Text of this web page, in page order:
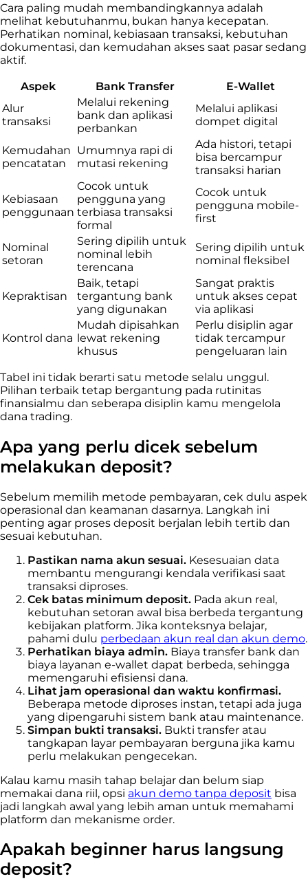
Cara paling mudah membandingkannya adalah
melihat kebutuhanmu, bukan hanya kecepatan.
Perhatikan nominal, kebiasaan transaksi, kebutuhan
dokumentasi, dan kemudahan akses saat pasar sedang
aktif.
Aspek
Bank Transfer
E-Wallet
Alur
transaksi
Melalui rekening
bank dan aplikasi
perbankan
Melalui aplikasi
dompet digital
Kemudahan
pencatatan
Umumnya rapi di
mutasi rekening
Ada histori, tetapi
bisa bercampur
transaksi harian
Kebiasaan
penggunaan
Cocok untuk
pengguna yang
terbiasa transaksi
formal
Cocok untuk
pengguna mobile-
first
Nominal
setoran
Sering dipilih untuk
nominal lebih
terencana
Sering dipilih untuk
nominal fleksibel
Kepraktisan
Baik, tetapi
tergantung bank
yang digunakan
Sangat praktis
untuk akses cepat
via aplikasi
Kontrol dana
Mudah dipisahkan
lewat rekening
khusus
Perlu disiplin agar
tidak tercampur
pengeluaran lain
Tabel ini tidak berarti satu metode selalu unggul.
Pilihan terbaik tetap bergantung pada rutinitas
finansialmu dan seberapa disiplin kamu mengelola
dana trading.
Apa yang perlu dicek sebelum
melakukan deposit?
Sebelum memilih metode pembayaran, cek dulu aspek
operasional dan keamanan dasarnya. Langkah ini
penting agar proses deposit berjalan lebih tertib dan
sesuai kebutuhan.
Pastikan nama akun sesuai. Kesesuaian data
membantu mengurangi kendala verifikasi saat
transaksi diproses.
Cek batas minimum deposit. Pada akun real,
kebutuhan setoran awal bisa berbeda tergantung
kebijakan platform. Jika konteksnya belajar,
pahami dulu perbedaan akun real dan akun demo.
Perhatikan biaya admin. Biaya transfer bank dan
biaya layanan e-wallet dapat berbeda, sehingga
memengaruhi efisiensi dana.
Lihat jam operasional dan waktu konfirmasi.
Beberapa metode diproses instan, tetapi ada juga
yang dipengaruhi sistem bank atau maintenance.
Simpan bukti transaksi. Bukti transfer atau
tangkapan layar pembayaran berguna jika kamu
perlu melakukan pengecekan.
Kalau kamu masih tahap belajar dan belum siap
memakai dana riil, opsi akun demo tanpa deposit bisa
jadi langkah awal yang lebih aman untuk memahami
platform dan mekanisme order.
Apakah beginner harus langsung
deposit?